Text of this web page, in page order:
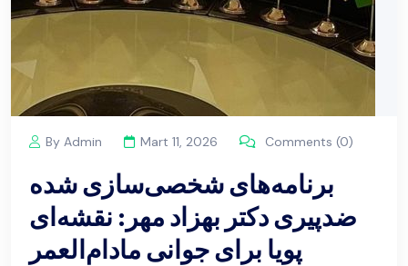
By Admin Mart 11, 2026 Comments (0)
برنامه‌های شخصی‌سازی شده
ضدپیری دکتر بهزاد مهر: نقشه‌ای
پویا برای جوانی مادام‌العمر